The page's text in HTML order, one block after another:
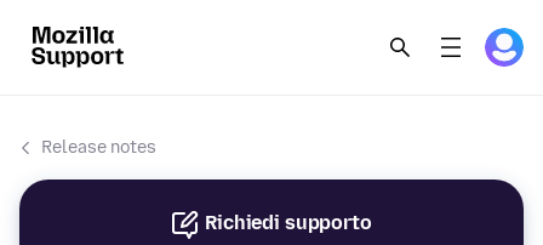
Release notes
Richiedi supporto